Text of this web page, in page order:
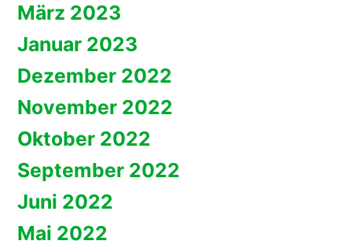
März 2023
Januar 2023
Dezember 2022
November 2022
Oktober 2022
September 2022
Juni 2022
Mai 2022